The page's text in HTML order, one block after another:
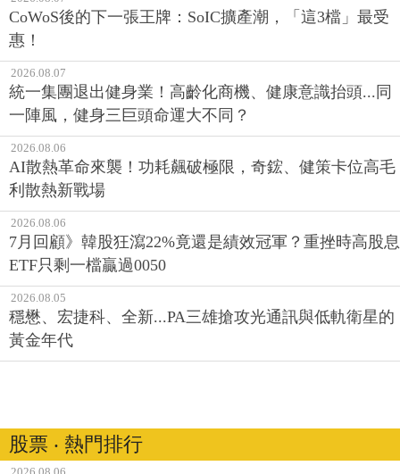
股票 ‧ 今日最新
2026.08.07
CoWoS後的下一張王牌：SoIC擴產潮，「這3檔」最受
惠！
2026.08.07
統一集團退出健身業！高齡化商機、健康意識抬頭...同
一陣風，健身三巨頭命運大不同？
2026.08.06
AI散熱革命來襲！功耗飆破極限，奇鋐、健策卡位高毛
利散熱新戰場
2026.08.06
7月回顧》韓股狂瀉22%竟還是績效冠軍？重挫時高股息
ETF只剩一檔贏過0050
2026.08.05
穩懋、宏捷科、全新...PA三雄搶攻光通訊與低軌衛星的